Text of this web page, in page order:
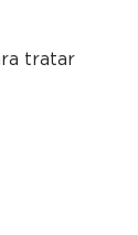
tratar